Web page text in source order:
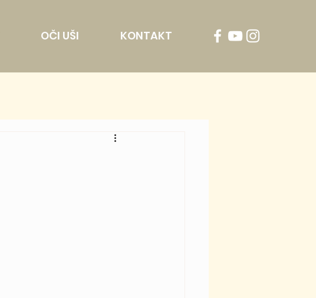
OČI UŠI KONTAKT